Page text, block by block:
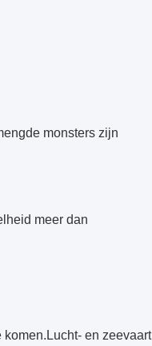
monsters zijn
meer dan
en zeevaart